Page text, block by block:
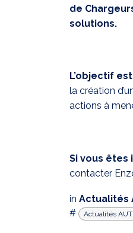
de
solutions.
L’objectif
la création
actions à
Si vous
contacter
in Actualités
#
Actualités